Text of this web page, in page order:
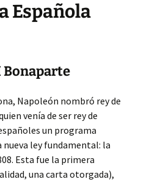
Española
Bonaparte
Napoleón nombró rey de
venía de ser rey de
un programa
ley fundamental: la
Esta fue la primera
una carta otorgada),